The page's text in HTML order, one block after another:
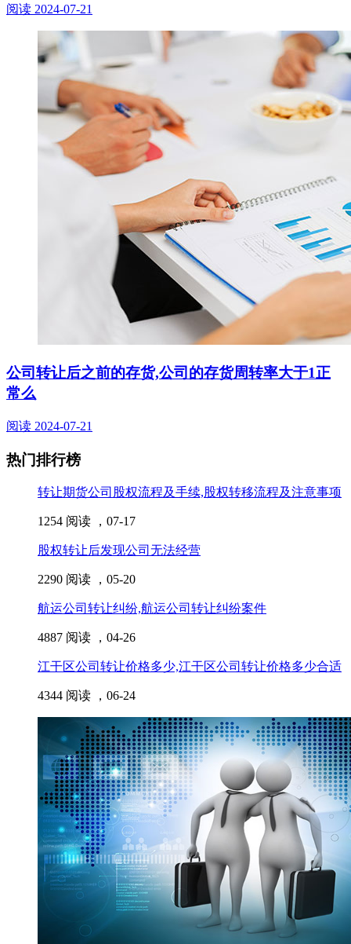
阅读 2024-07-21
公司转让后之前的存货,公司的存货周转率大于1正
常么
阅读 2024-07-21
热门排行榜
转让期货公司股权流程及手续,股权转移流程及注意事项
1254 阅读 ， 07-17
股权转让后发现公司无法经营
2290 阅读 ， 05-20
航运公司转让纠纷,航运公司转让纠纷案件
4887 阅读 ， 04-26
江干区公司转让价格多少,江干区公司转让价格多少合适
4344 阅读 ， 06-24